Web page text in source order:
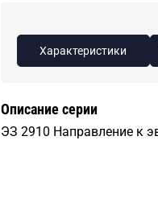
Характеристики
Описание серии
ЭЗ 2910 Направление к